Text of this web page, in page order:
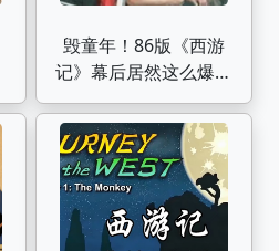
毁童年！86版《西游
记》幕后居然这么爆笑
（演员篇）